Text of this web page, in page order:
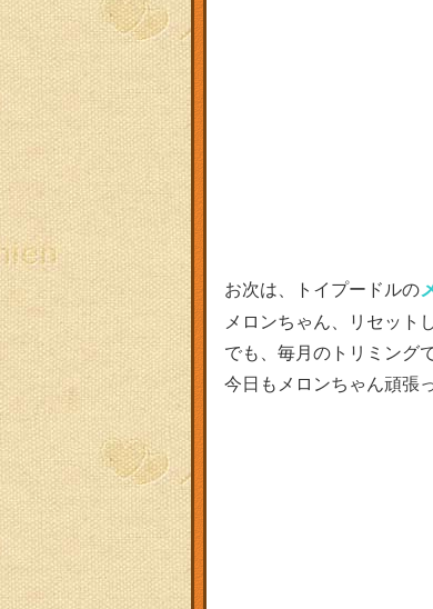
お次は、トイプードルの
メロンちゃん、リセット
でも、毎月のトリミング
今日もメロンちゃん頑張